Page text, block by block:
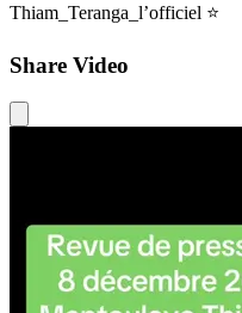
Thiam_Teranga_l’officiel ⭐️
Share Video